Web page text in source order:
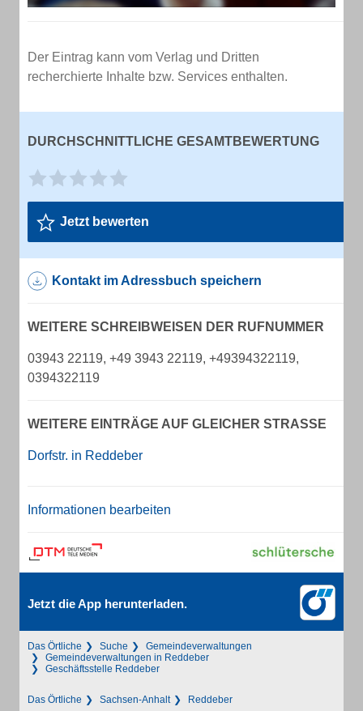
Der Eintrag kann vom Verlag und Dritten
recherchierte Inhalte bzw. Services enthalten.
DURCHSCHNITTLICHE GESAMTBEWERTUNG
Jetzt bewerten
Kontakt im Adressbuch speichern
WEITERE SCHREIBWEISEN DER RUFNUMMER
03943 22119, +49 3943 22119, +49394322119,
0394322119
WEITERE EINTRÄGE AUF GLEICHER STRASSE
Dorfstr. in Reddeber
Informationen bearbeiten
Jetzt die App herunterladen.
Das Örtliche Suche
Gemeindeverwaltungen
Gemeindeverwaltungen in Reddeber
Geschäftsstelle Reddeber
Das Örtliche Sachsen-Anhalt Reddeber